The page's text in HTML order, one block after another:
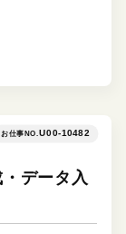
お仕事NO.U00-10482
データ入